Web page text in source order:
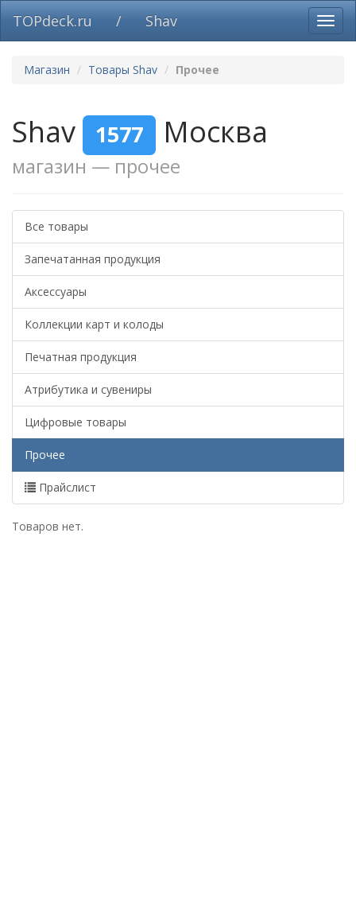
TOPdeck.ru / Shav
Магазин Товары Shav Прочее
Shav 1577 Москва
магазин — прочее
Все товары
Запечатанная продукция
Аксессуары
Коллекции карт и колоды
Печатная продукция
Атрибутика и сувениры
Цифровые товары
Прочее
Прайслист
Товаров нет.